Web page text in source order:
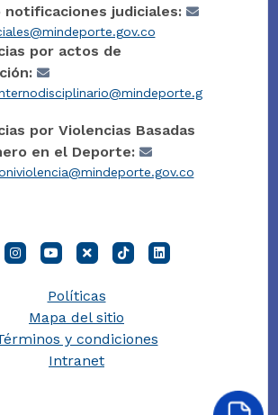
notificaciones judiciales:
por actos de
por Violencias Basadas
en el Deporte:
Políticas
Mapa del sitio
y condiciones
Intranet